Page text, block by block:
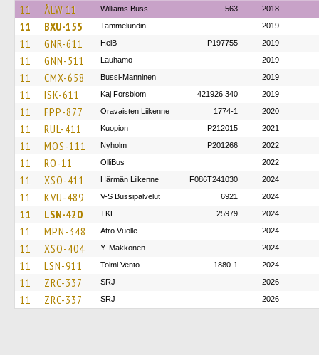
11 ÅLW 11 Williams Buss 563 2018
11 BXU-155 Tammelundin 2019
11 GNR-611 HelB P197755 2019
11 GNN-511 Lauhamo 2019
11 CMX-658 Bussi-Manninen 2019
11 ISK-611 Kaj Forsblom 421926 340 2019
11 FPP-877 Oravaisten Liikenne 1774-1 2020
11 RUL-411 Kuopion P212015 2021
11 MOS-111 Nyholm P201266 2022
11 RO-11 OlliBus 2022
11 XSO-411 Härmän Liikenne F086T241030 2024
11 KVU-489 V-S Bussipalvelut 6921 2024
11 LSN-420 TKL 25979 2024
11 MPN-348 Atro Vuolle 2024
11 XSO-404 Y. Makkonen 2024
11 LSN-911 Toimi Vento 1880-1 2024
11 ZRC-337 SRJ 2026
11 ZRC-337 SRJ 2026